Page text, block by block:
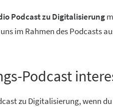
Podcast zu Digitalisierung
im Rahmen des Podcasts
Podcast
zu Digitalisierung, wenn